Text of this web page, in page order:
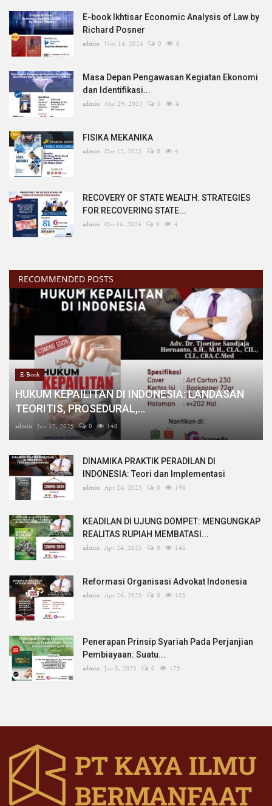
E-book Ikhtisar Economic Analysis of Law by
Richard Posner
admin Nov 14, 2024 0 6
Masa Depan Pengawasan Kegiatan Ekonomi
dan Identifikasi...
admin Mar 29, 2023 0 4
FISIKA MEKANIKA
admin Dec 12, 2023 0 4
RECOVERY OF STATE WEALTH: STRATEGIES
FOR RECOVERING STATE...
admin Oct 16, 2024 0 4
RECOMMENDED POSTS
E-Book
HUKUM KEPAILITAN DI INDONESIA: LANDASAN
TEORITIS, PROSEDURAL,...
admin Jun 17, 2025 0 140
DINAMIKA PRAKTIK PERADILAN DI
INDONESIA: Teori dan Implementasi
admin Apr 24, 2025 0 196
KEADILAN DI UJUNG DOMPET: MENGUNGKAP
REALITAS RUPIAH MEMBATASI...
admin Apr 24, 2025 0 146
Reformasi Organisasi Advokat Indonesia
admin Apr 24, 2025 0 185
Penerapan Prinsip Syariah Pada Perjanjian
Pembiayaan: Suatu...
admin Jan 8, 2025 0 175